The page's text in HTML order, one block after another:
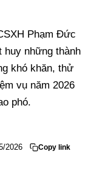
Phạm Đức
huy những thành
khó khăn, thử
vụ năm 2026
phó.
2026 Copy link